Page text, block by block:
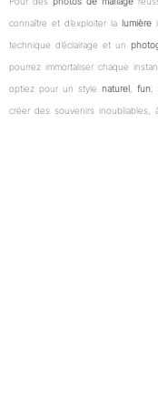
connaître et d’exploiter la lumière
technique d’éclairage et un
pourrez immortaliser chaque
optiez pour un style naturel fun
créer des souvenirs inoubliables,